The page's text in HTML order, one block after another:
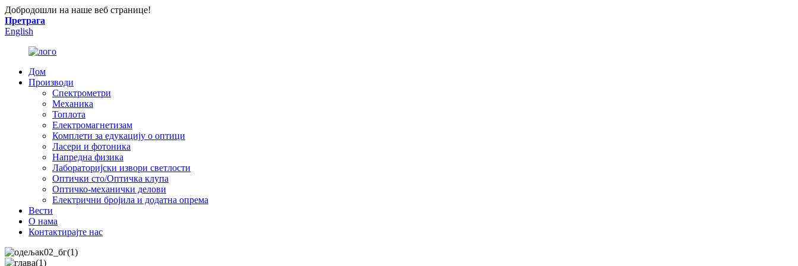
Добродошли на наше веб странице!
Претрага
English
Дом
Производи
Спектрометри
Механика
Топлота
Електромагнетизам
Комплети за едукацију о оптици
Ласери и фотоника
Напредна физика
Лабораторијски извори светлости
Оптички сто/Оптичка клупа
Оптичко-механички делови
Електрични бројила и додатна опрема
Вести
О нама
Контактирајте нас